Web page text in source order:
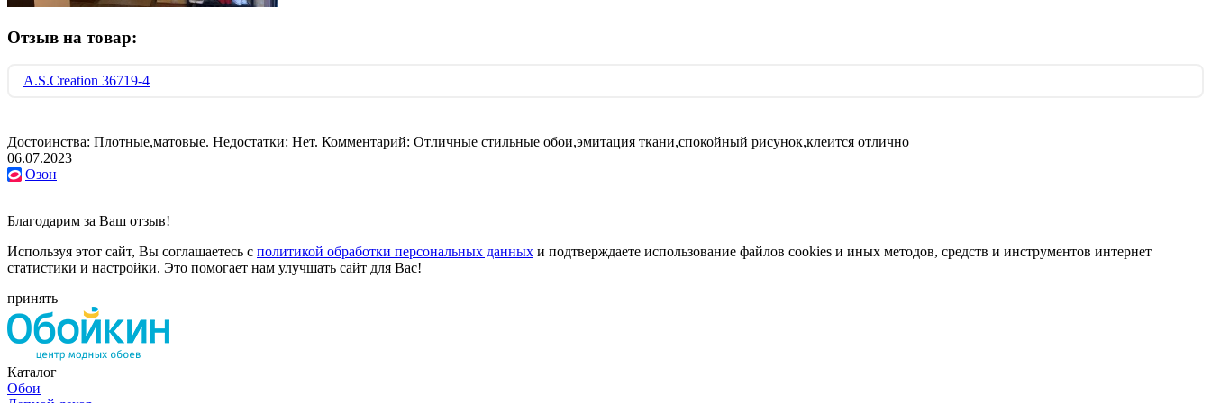
Отзыв на товар:
A.S.Creation 36719-4
Достоинства: Плотные,матовые. Недостатки: Нет. Комментарий: Отличные стильные обои,эмитация ткани,спокойный рисунок,клеится отлично
06.07.2023
Озон
Благодарим за Ваш отзыв!
Используя этот сайт, Вы соглашаетесь с политикой обработки персональных данных и подтверждаете использование файлов cookies и иных методов, средств и инструментов интернет
статистики и настройки. Это помогает нам улучшать сайт для Вас!
принять
Каталог
Обои